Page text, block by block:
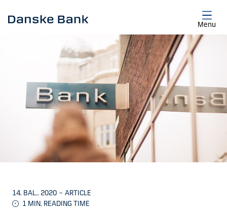
Menu
14. BAL.. 2020 – ARTICLE
1 MIN. READING TIME